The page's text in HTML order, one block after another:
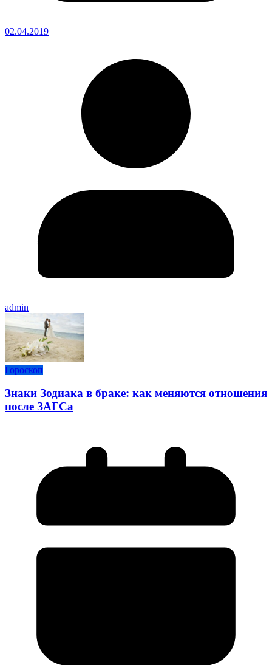
02.04.2019
admin
Гороскоп
Знаки Зодиака в браке: как меняются отношения
после ЗАГСа